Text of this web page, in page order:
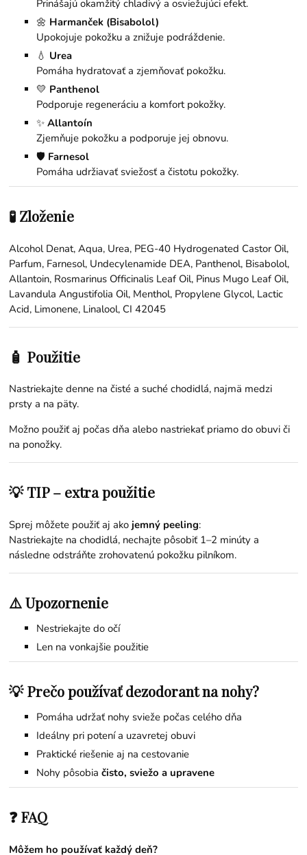
Prinášajú okamžitý chladivý a osviežujúci efekt.
🌼 Harmanček (Bisabolol)
Upokojuje pokožku a znižuje podráždenie.
💧 Urea
Pomáha hydratovať a zjemňovať pokožku.
💛 Panthenol
Podporuje regeneráciu a komfort pokožky.
✨Allantoín
Zjemňuje pokožku a podporuje jej obnovu.
🛡️ Farnesol
Pomáha udržiavať sviežosť a čistotu pokožky.
🧪 Zloženie
Alcohol Denat, Aqua, Urea, PEG-40 Hydrogenated Castor Oil,
Parfum, Farnesol, Undecylenamide DEA, Panthenol, Bisabolol,
Allantoin, Rosmarinus Officinalis Leaf Oil, Pinus Mugo Leaf Oil,
Lavandula Angustifolia Oil, Menthol, Propylene Glycol, Lactic
Acid, Limonene, Linalool, CI 42045
🧴 Použitie
Nastriekajte denne na čisté a suché chodidlá, najmä medzi
prsty a na päty.
Možno použiť aj počas dňa alebo nastriekať priamo do obuvi či
na ponožky.
💡 TIP – extra použitie
Sprej môžete použiť aj ako jemný peeling:
Nastriekajte na chodidlá, nechajte pôsobiť 1–2 minúty a
následne odstráňte zrohovatenú pokožku pilníkom.
⚠️ Upozornenie
Nestriekajte do očí
Len na vonkajšie použitie
💡 Prečo používať dezodorant na nohy?
Pomáha udržať nohy svieže počas celého dňa
Ideálny pri potení a uzavretej obuvi
Praktické riešenie aj na cestovanie
Nohy pôsobiačisto, sviežo a upravene
❓ FAQ
Môžem ho používať každý deň?